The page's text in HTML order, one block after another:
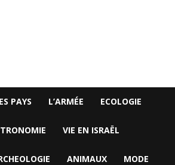
PAYS L’ARMÉE ECOLOGIE
VIE EN ISRAËL
ANIMAUX MODE